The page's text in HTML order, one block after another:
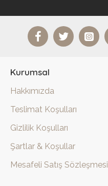
Kurumsal
Hakkımızda
Teslimat Koşulları
Gizlilik Koşulları
Şartlar & Koşullar
Mesafeli Satış Sözleşmesi